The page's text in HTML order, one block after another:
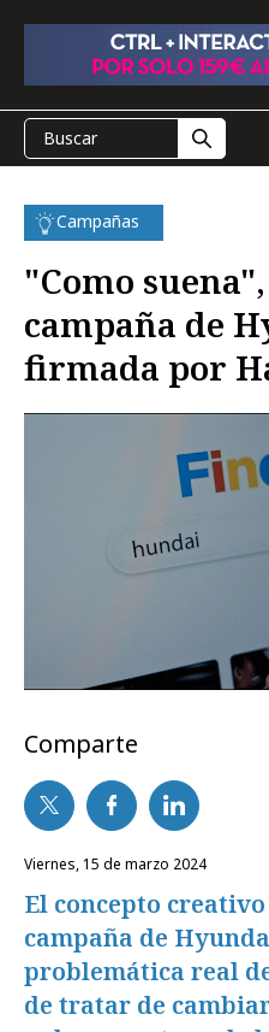
Campañas
"Como
campaña de
firmada por
Comparte
viernes, 15 de marzo 2024
El concepto
campaña de
problemática real
de tratar de